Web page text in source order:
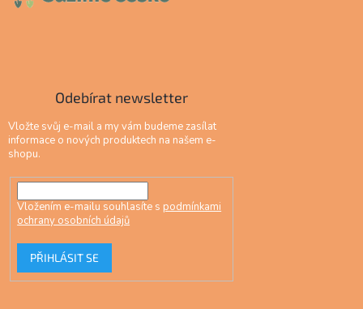
Odebírat newsletter
Vložte svůj e-mail a my vám budeme zasílat
informace o nových produktech na našem e-
shopu.
Vložením e-mailu souhlasíte s podmínkami
ochrany osobních údajů
PŘIHLÁSIT SE